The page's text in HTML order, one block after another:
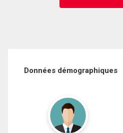
Données démographiques